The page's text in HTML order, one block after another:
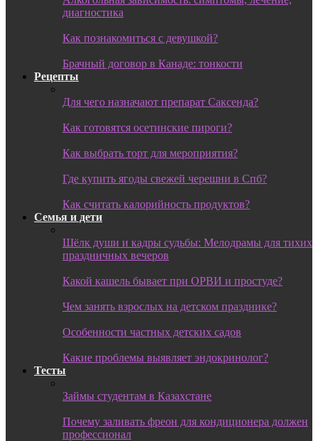
диагностика
Как познакомиться с девушкой?
Брачный договор в Канаде: тонкости
Рецепты
Для чего назначают препарат Саксенда?
Как готовятся осетинские пироги?
Как выбрать торт для мероприятия?
Где купить ягоды свежей черешни в Спб?
Как считать калорийность продуктов?
Семья и дети
Шёлк души и кадры судьбы: Мелодрамы для тихих
праздничных вечеров
Какой кашель бывает при ОРВИ и простуде?
Чем занять взрослых на детском празднике?
Особенности частных детских садов
Какие проблемы выявляет эндокринолог?
Тесты
Займы студентам в Казахстане
Почему заливать фреон для кондиционера должен
профессионал